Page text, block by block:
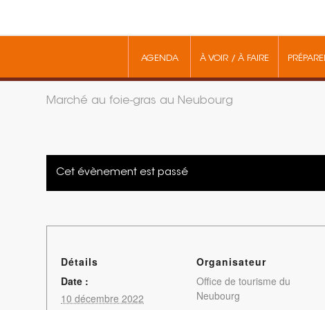
AGENDA À VOIR / À FAIRE
Marché au foie-gras au Neubourg
Cet évènement est passé
Détails
Date :
10 décembre 2022
Organisateur
Office de tourisme du
Neubourg